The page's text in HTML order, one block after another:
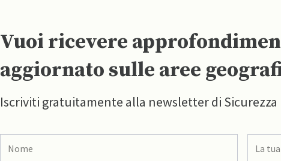
Vuoi ricevere
aggiornato sulle aree
Iscriviti gratuitamente alla newsletter di